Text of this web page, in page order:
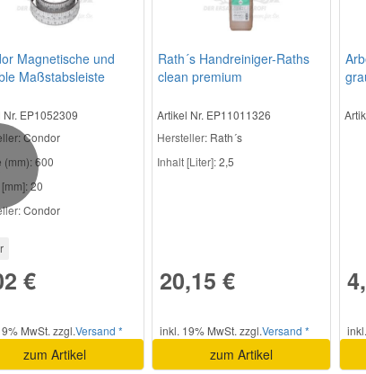
Magnetische und
Maßstabsleiste
Nr. EP1052309
: Condor
(mm): 600
20
Condor
€
MwSt. zzgl.Versand *
zum Artikel
Rath´s Handreiniger-Raths
clean premium
Artikel Nr. EP11011326
Hersteller: Rath´s
Inhalt [Liter]:2,5
20,15 €
inkl. 19% MwSt. zzgl.Versand *
zum Artikel